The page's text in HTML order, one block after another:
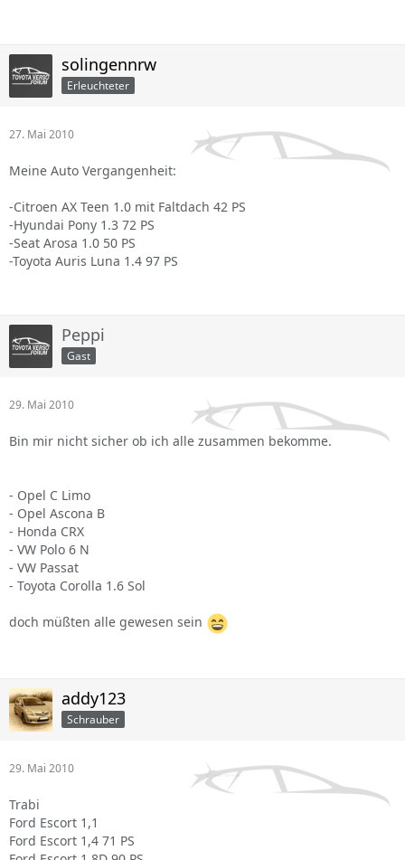
solingennrw
Erleuchteter
27. Mai 2010
Meine Auto Vergangenheit:
-Citroen AX Teen 1.0 mit Faltdach 42 PS
-Hyundai Pony 1.3 72 PS
-Seat Arosa 1.0 50 PS
-Toyota Auris Luna 1.4 97 PS
Peppi
Gast
29. Mai 2010
Bin mir nicht sicher ob ich alle zusammen bekomme.
- Opel C Limo
- Opel Ascona B
- Honda CRX
- VW Polo 6 N
- VW Passat
- Toyota Corolla 1.6 Sol
doch müßten alle gewesen sein
addy123
Schrauber
29. Mai 2010
Trabi
Ford Escort 1,1
Ford Escort 1,4 71 PS